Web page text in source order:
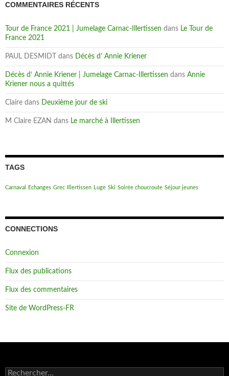
COMMENTAIRES RÉCENTS
Tour de France 2021 | Jumelage Carnac-Illertissen dans Le Tour de
France 2021
PAUL DESMIDT dans Décès d’ Annie Kriener
Décès d’ Annie Kriener | Jumelage Carnac-Illertissen dans Annie
Kriener nous a quittés
Claire dans Deuxième jour de ski
M Claire EZAN dans Le marché à Illertissen
TAGS
Carnaval Echanges Grec Illertissen Luge Ski Soirée choucroute Séjour jeunes
CONNECTIONS
Connexion
Flux des publications
Flux des commentaires
Site de WordPress-FR
Rechercher :